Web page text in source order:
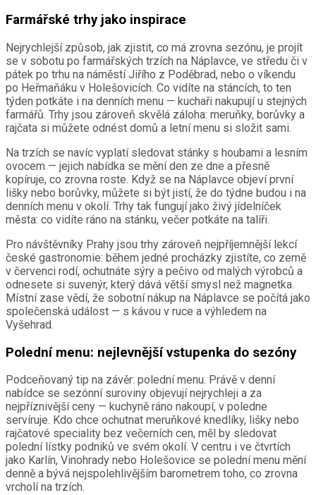
Farmářské trhy jako inspirace
Nejrychlejší způsob, jak zjistit, co má zrovna sezónu, je projít
se v sobotu po farmářských trzích na Náplavce, ve středu či v
pátek po trhu na náměstí Jiřího z Poděbrad, nebo o víkendu
po Heřmaňáku v Holešovicích. Co vidíte na stáncích, to ten
týden potkáte i na denních menu — kuchaři nakupují u stejných
farmářů. Trhy jsou zároveň skvělá záloha: meruňky, borůvky a
rajčata si můžete odnést domů a letní menu si složit sami.
Na trzích se navíc vyplatí sledovat stánky s houbami a lesním
ovocem — jejich nabídka se mění den ze dne a přesně
kopíruje, co zrovna roste. Když se na Náplavce objeví první
lišky nebo borůvky, můžete si být jistí, že do týdne budou i na
denních menu v okolí. Trhy tak fungují jako živý jídelníček
města: co vidíte ráno na stánku, večer potkáte na talíři.
Pro návštěvníky Prahy jsou trhy zároveň nejpříjemnější lekcí
české gastronomie: během jedné procházky zjistíte, co země
v červenci rodí, ochutnáte sýry a pečivo od malých výrobců a
odnesete si suvenýr, který dává větší smysl než magnetka.
Místní zase vědí, že sobotní nákup na Náplavce se počítá jako
společenská událost — s kávou v ruce a výhledem na
Vyšehrad.
Polední menu: nejlevnější vstupenka do sezóny
Podceňovaný tip na závěr: polední menu. Právě v denní
nabídce se sezónní suroviny objevují nejrychleji a za
nejpříznivější ceny — kuchyně ráno nakoupí, v poledne
servíruje. Kdo chce ochutnat meruňkové knedlíky, lišky nebo
rajčatové speciality bez večerních cen, měl by sledovat
polední lístky podniků ve svém okolí. V centru i ve čtvrtích
jako Karlín, Vinohrady nebo Holešovice se polední menu mění
denně a bývá nejspolehlivějším barometrem toho, co zrovna
vrcholí na trzích.